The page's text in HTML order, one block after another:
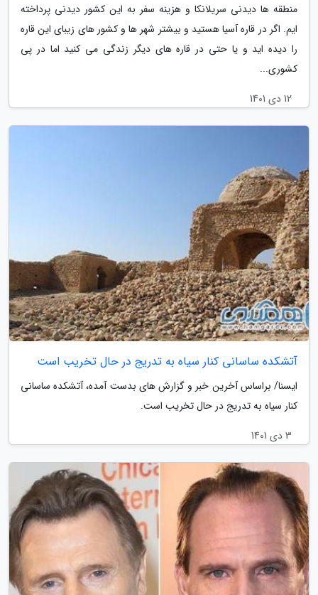
منطقه ها دیدنی سریلانکا و هزینه سفر به این کشور دیدنی پرداخته
ایم. اگر در قاره آسیا هستید و بیشتر شهر ها و کشور های زیبای این قاره
را دیده اید و یا حتی در قاره های دیگر زندگی می کنید اما در پی
کشوری...
12 دی 1401
آتشکده ساسانی کنار سیاه به تدریج در حال تخریب است
ایسنا/ براساس آخرین خبر و گزارش های بدست آمده، آتشکده ساسانی
کنار سیاه به تدریج در حال تخریب است.
3 دی 1401